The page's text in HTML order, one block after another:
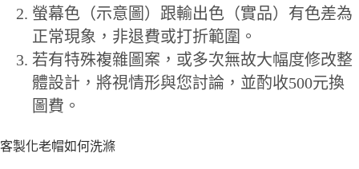
螢幕色（示意圖）跟輸出色（實品）有色差為
正常現象，非退費或打折範圍。
若有特殊複雜圖案，或多次無故大幅度修改整
體設計，將視情形與您討論，並酌收500元換
圖費。
客製化老帽如何洗滌